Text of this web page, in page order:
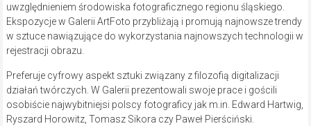
uwzględnieniem środowiska fotograficznego regionu śląskiego.
Ekspozycje w Galerii ArtFoto przybliżają i promują najnowsze trendy
w sztuce nawiązujące do wykorzystania najnowszych technologii w
rejestracji obrazu.
Preferuje cyfrowy aspekt sztuki związany z filozofią digitalizacji
działań twórczych. W Galerii prezentowali swoje prace i gościli
osobiście najwybitniejsi polscy fotograficy jak m.in. Edward Hartwig,
Ryszard Horowitz, Tomasz Sikora czy Paweł Pierściński.